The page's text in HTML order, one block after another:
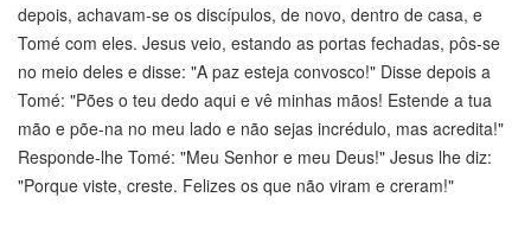
depois, achavam-se os discípulos, de novo, dentro de casa, e
Tomé com eles. Jesus veio, estando as portas fechadas, pôs-se
no meio deles e disse: "A paz esteja convosco!" Disse depois a
Tomé: "Pões o teu dedo aqui e vê minhas mãos! Estende a tua
mão e põe-na no meu lado e não sejas incrédulo, mas acredita!"
Responde-lhe Tomé: "Meu Senhor e meu Deus!" Jesus lhe diz:
"Porque viste, creste. Felizes os que não viram e creram!"